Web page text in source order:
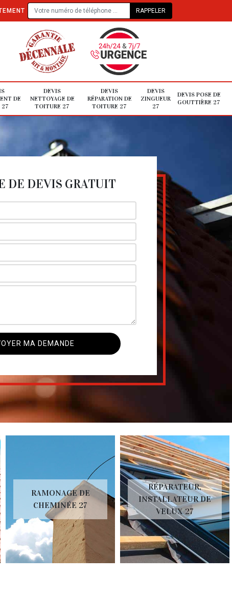
DE
27
DEVIS
NETTOYAGE DE
TOITURE 27
DEVIS
RÉPARATION DE
TOITURE 27
DEVIS
ZINGUEUR
27
DEVIS POSE DE
GOUTTIÈRE 27
DE DEVIS GRATUIT
RAMONAGE DE
CHEMINÉE 27
RÉPARATEUR,
INSTALLATEUR DE
VELUX 27